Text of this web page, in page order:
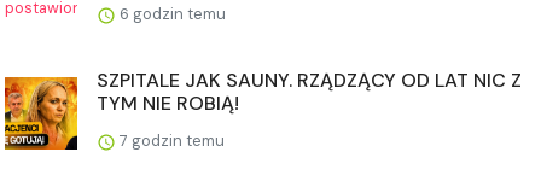
6 godzin temu
SZPITALE JAK SAUNY. RZĄDZĄCY OD LAT NIC Z
TYM NIE ROBIĄ!
7 godzin temu